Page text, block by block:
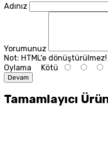
Adınız
Yorumunuz
Not: HTML'e dönüştürülmez!
Oylama Kötü
Devam
Tamamlayıcı